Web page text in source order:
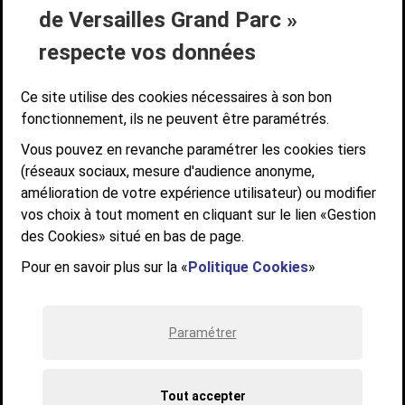
de Versailles Grand Parc »
respecte vos données
Ce site utilise des cookies nécessaires à son bon
fonctionnement, ils ne peuvent être paramétrés.
Vous pouvez en revanche paramétrer les cookies tiers
(réseaux sociaux, mesure d'audience anonyme,
amélioration de votre expérience utilisateur) ou modifier
vos choix à tout moment en cliquant sur le lien «Gestion
des Cookies» situé en bas de page.
Pour en savoir plus sur la «Politique Cookies»
Paramétrer
Tout accepter
ACCESSIBILITÉ NUMÉRIQUE
GESTION DES COOKIES
Suivez-nous
Communauté d'agglomération de Versailles
Grand Parc
6, AVENUE DE PARIS - CS 10922 - 78009 VERSAILLES CEDEX
STANDARD : 01 39 66 30 00 - OUVERT DU LUNDI AU VENDREDI DE 9H À